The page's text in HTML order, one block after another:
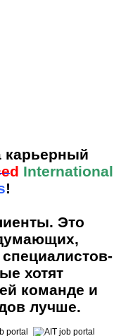
карьерный
International
!
Это
хотят
команде и
лучше.